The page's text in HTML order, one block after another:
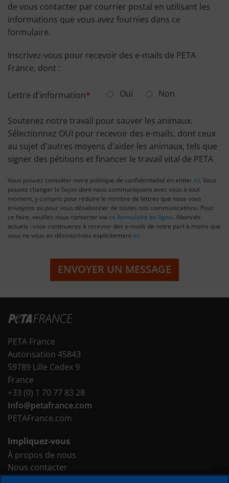
de vous contacter par courrier postal en utilisant les
informations que vous avez fournies dans ce
formulaire.
Inscrivez-vous pour recevoir des e-mails de PETA
France, dont :
Lettre d'information Oui Non
Soutenez notre travail pour sauver les animaux.
Sélectionnez OUI pour recevoir des e-mails, dont ceux
au sujet d'autres moyens d'aider les animaux, tels que
signer des pétitions et financer le travail vital de PETA
Vous pouvez consulter notre politique de confidentialité en entier ici. Vous
pouvez changer la façon dont nous communiquons avec vous à tout
moment, y compris pour réduire le nombre de lettres que nous vous
envoyons ou pour vous désabonner de toutes nos communications. Pour
ce faire, veuillez nous contacter via ce formulaire en ligne. Abonnés
actuels : vous continuerez à recevoir des e-mails de notre part à moins que
vous ne vous en désinscriviez explicitement ici.
ENVOYER UN MESSAGE
PETA France
Autorisation 45843
59789 Lille Cedex 9
France
+33 (0) 1 70 77 83 28
Info@petafrance.com
PETAFrance.com
Impliquez-vous
À propos de nous
Nous contacter
Faites un don